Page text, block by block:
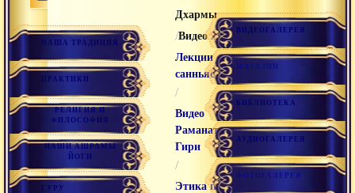
НАША ТРАДИЦИЯ
ПРАКТИКИ
РЕЛИГИЯ И
ФИЛОСОФИЯ
НАШИ АШРАМЫ
ЙОГИ
ГУРУ
Дхармы
/Видео лекции/
Лекции
санньяси
/
Видео
Раманатха
Гири
/
Этика плюс
ВИДЕОГАЛЕРЕЯ
МАГАЗИН
БИБЛИОТЕКА
АУДИОГАЛЕРЕЯ
ФОТОГАЛЕРЕЯ